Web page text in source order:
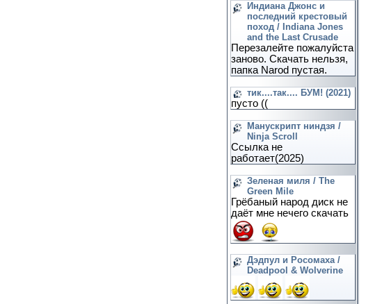
Индиана Джонс и
последний крестовый
поход / Indiana Jones
and the Last Crusade
Перезалейте пожалуйста
заново. Скачать нельзя,
папка Narod пустая.
тик....так.... БУМ! (2021)
пусто ((
Манускрипт ниндзя /
Ninja Scroll
Ссылка не
работает(2025)
Зеленая миля / The
Green Mile
Грёбаный народ диск не
даёт мне нечего скачать
Дэдпул и Росомаха /
Deadpool & Wolverine